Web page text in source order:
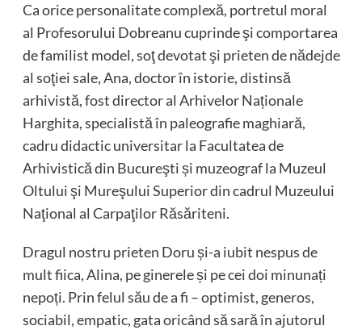
Ca orice personalitate complexă, portretul moral
al Profesorului Dobreanu cuprinde şi comportarea
de familist model, soţ devotat şi prieten de nădejde
al soţiei sale, Ana, doctor în istorie, distinsă
arhivistă, fost director al Arhivelor Naționale
Harghita, specialistă în paleografie maghiară,
cadru didactic universitar la Facultatea de
Arhivistică din Bucureşti și muzeograf la Muzeul
Oltului şi Mureşului Superior din cadrul Muzeului
Naţional al Carpaţilor Răsăriteni.
Dragul nostru prieten Doru și-a iubit nespus de
mult fiica, Alina, pe ginerele și pe cei doi minunați
nepoți. Prin felul său de a fi – optimist, generos,
sociabil, empatic, gata oricând să sară în ajutorul